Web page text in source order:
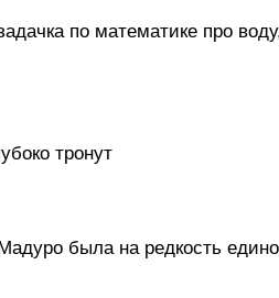
по математике про
тронут
была на редкость